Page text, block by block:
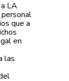
LA
que a
en
las